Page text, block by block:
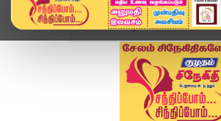
Home வீடியோ ஸ்டோரி 10,